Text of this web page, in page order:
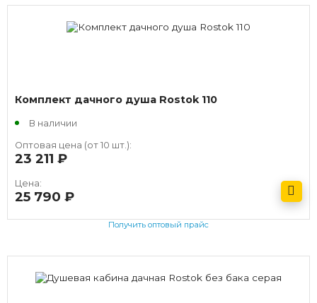
Комплект дачного душа Rostok 110
В наличии
Оптовая цена (от 10 шт.):
23 211
Цена:
25 790
Получить оптовый прайс